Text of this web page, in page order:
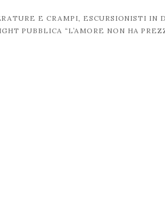
E CRAMPI, ESCURSIONISTI IN
PUBBLICA “L’AMORE NON HA